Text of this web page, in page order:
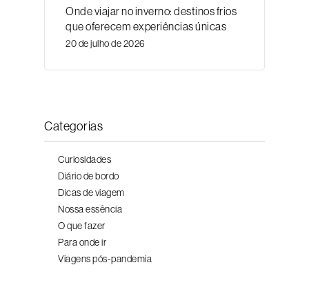
Onde viajar no inverno: destinos frios
que oferecem experiências únicas
20 de julho de 2026
Categorias
Curiosidades
Diário de bordo
Dicas de viagem
Nossa essência
O que fazer
Para onde ir
Viagens pós-pandemia